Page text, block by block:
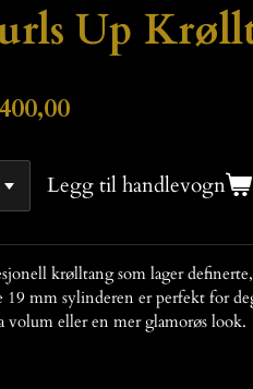
Up
Legg til handlevogn
krølltang som lager
19 mm sylinderen er perfekt for
volum eller en mer glamorøs look.